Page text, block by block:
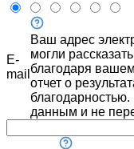
E-
mail
Ваш адрес
могли
благодаря
отчет о
данным и не